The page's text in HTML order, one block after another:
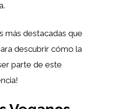
más destacadas que
descubrir cómo la
parte de este